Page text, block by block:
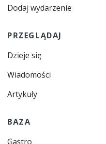
Dodaj wydarzenie
PRZEGLĄDAJ
Dzieje się
Wiadomości
Artykuły
BAZA
Gastro